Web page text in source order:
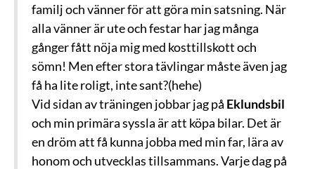
familj och vänner för att göra min satsning. När
alla vänner är ute och festar har jag många
gånger fått nöja mig med kosttillskott och
sömn! Men efter stora tävlingar måste även jag
få ha lite roligt, inte sant?(hehe)
Vid sidan av träningen jobbar jag på Eklundsbil
och min primära syssla är att köpa bilar. Det är
en dröm att få kunna jobba med min far, lära av
honom och utvecklas tillsammans. Varje dag på